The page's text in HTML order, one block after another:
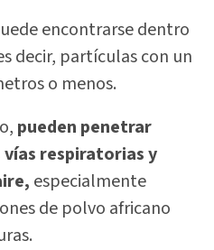
encontrarse dentro
decir, partículas con un
o menos.
pueden penetrar
respiratorias y
especialmente
de polvo africano